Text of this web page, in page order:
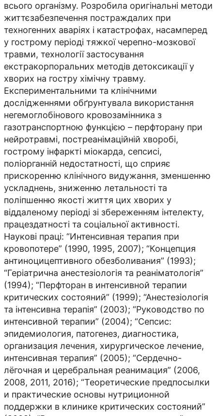
всього організму. Розробила оригінальні методи
життєзабезпечення постраждалих при
техногенних аваріях і катастрофах, насамперед
у гострому періоді тяжкої черепно-мозкової
травми, технології застосування
екстракорпоральних методів детоксикації у
хворих на гостру хімічну травму.
Експериментальними та клінічними
дослідженнями обґрунтувала використання
негемоглобінового кровозамінника з
газотранспортною функцією – перфторану при
нейротравмі, постреанімаційній хворобі,
гострому інфаркті міокарда, сепсисі,
поліорганній недостатності, що сприяє
прискоренню клінічного видужання, зменшенню
ускладнень, зниженню летальності та
поліпшенню якості життя цих хворих у
віддаленому періоді зі збереженням інтелекту,
працездатності та соціальної активності.
Наукові праці: “Интенсивная терапия при
кровопотере” (1990, 1995, 2007); “Концепция
антиноцицептивного обезболивания” (1993);
“Геріатрична анестезіологія та реаніматологія”
(1994); “Перфторан в интенсивной терапии
критических состояний” (1999); “Анестезіологія
та інтенсивна терапія” (2003); “Руководство по
интенсивной терапии” (2004); “Сепсис:
эпидемиология, патогенез, диагностика,
организация лечения, хирургическое лечение,
интенсивная терапия” (2005); “Сердечно-
лёгочная и церебральная реанимация” (2006,
2008, 2011, 2016); “Теоретические предпосылки
и практические основы нутриционной
поддержки в клинике критических состояний”